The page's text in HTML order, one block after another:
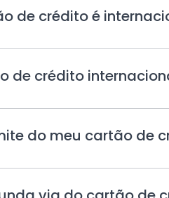
de crédito é
de crédito
do meu cartão de